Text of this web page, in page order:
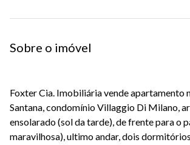
Sobre o imóvel
Foxter Cia. Imobiliária vende
Santana, condomínio Villaggio Di Milano,
ensolarado (sol da tarde), de frente para o
maravilhosa), ultimo andar, dois